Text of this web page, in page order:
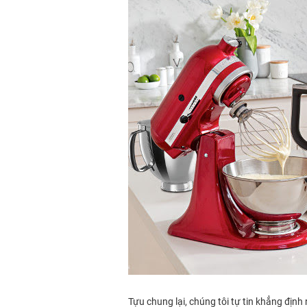
Tựu chung lại, chúng tôi tự tin khẳng định